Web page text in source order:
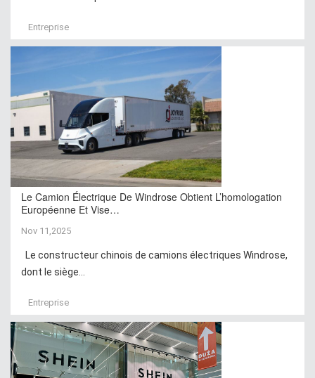
Entreprise
Le Camion Électrique De Windrose Obtient L’homologation
Européenne Et Vise…
Nov 11,2025
Le constructeur chinois de camions électriques Windrose,
dont le siège...
Entreprise